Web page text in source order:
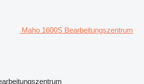
Maho 1600S Bearbeitungszentrum